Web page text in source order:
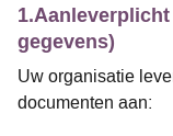
gegevens)
Uw organisatie
documenten aan: